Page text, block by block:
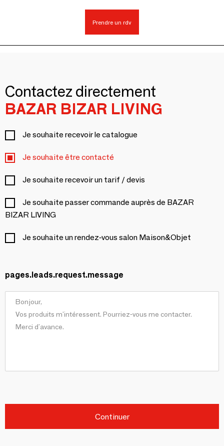
Prendre un rdv
Contactez directement
BAZAR BIZAR LIVING
Je souhaite recevoir le catalogue
Je souhaite être contacté
Je souhaite recevoir un tarif / devis
Je souhaite passer commande auprès de BAZAR
BIZAR LIVING
Je souhaite un rendez-vous salon Maison&Objet
pages.leads.request.message
Continuer